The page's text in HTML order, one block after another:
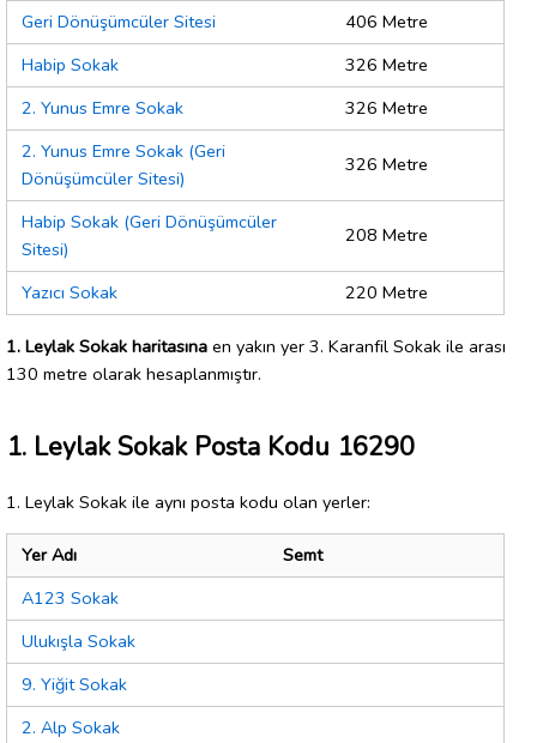
Geri Dönüşümcüler Sitesi
406 Metre
Habip Sokak
326 Metre
2. Yunus Emre Sokak
326 Metre
2. Yunus Emre Sokak (Geri
Dönüşümcüler Sitesi)
326 Metre
Habip Sokak (Geri Dönüşümcüler
Sitesi)
208 Metre
Yazıcı Sokak 220 Metre
1. Leylak Sokak haritasına en yakın yer 3. Karanfil Sokak ile arası
130 metre olarak hesaplanmıştır.
1. Leylak Sokak Posta Kodu 16290
1. Leylak Sokak ile aynı posta kodu olan yerler:
Yer Adı
Semt
A123 Sokak
Ulukışla Sokak
9. Yiğit Sokak
2. Alp Sokak